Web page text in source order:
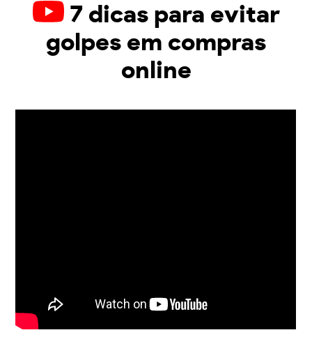
7 dicas para evitar
golpes em compras
online